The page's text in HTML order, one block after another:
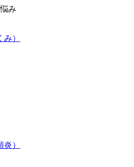
み
）
）